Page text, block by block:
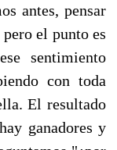
antes, pensar
el punto es
sentimiento
con toda
El resultado
ganadores y